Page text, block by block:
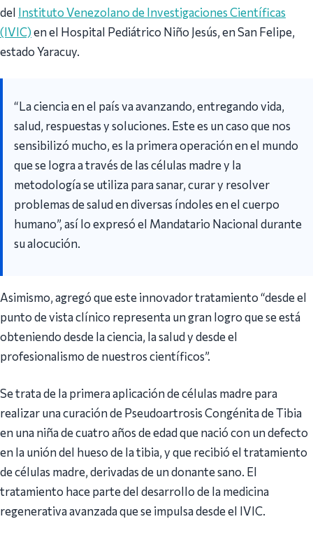
del Instituto Venezolano de Investigaciones Científicas
(IVIC)en el Hospital Pediátrico Niño Jesús, en San Felipe,
estado Yaracuy.
“La ciencia en el país va avanzando, entregando vida,
salud, respuestas y soluciones. Este es un caso que nos
sensibilizó mucho, es la primera operación en el mundo
que se logra a través de las células madre y la
metodología se utiliza para sanar, curar y resolver
problemas de salud en diversas índoles en el cuerpo
humano”, así lo expresó el Mandatario Nacional durante
su alocución.
Asimismo, agregó que este innovador tratamiento “desde el
punto de vista clínico representa un gran logro que se está
obteniendo desde la ciencia, la salud y desde el
profesionalismo de nuestros científicos”.
Se trata de la primera aplicación de células madre para
realizar una curación de Pseudoartrosis Congénita de Tibia
en una niña de cuatro años de edad que nació con un defecto
en la unión del hueso de la tibia, y que recibió el tratamiento
de células madre, derivadas de un donante sano. El
tratamiento hace parte del desarrollo de la medicina
regenerativa avanzada que se impulsa desde el IVIC.